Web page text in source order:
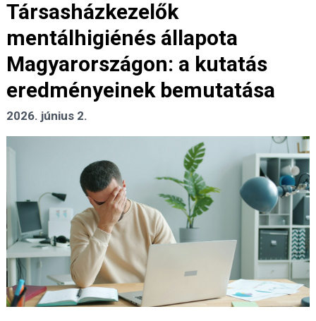
Társasházkezelők
mentálhigiénés állapota
Magyarországon: a kutatás
eredményeinek bemutatása
2026. június 2.